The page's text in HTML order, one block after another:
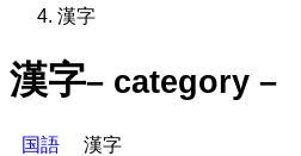
漢字
漢字– category –
国語 漢字